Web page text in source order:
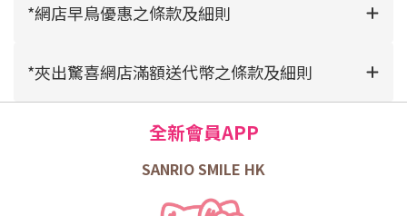
*網店早鳥優惠之條款及細則
*夾出驚喜網店滿額送代幣之條款及細則
全新會員APP
SANRIO SMILE HK